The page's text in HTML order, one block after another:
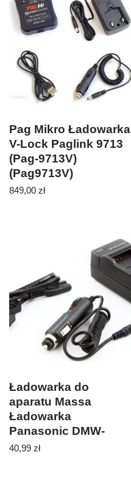
Pag Mikro Ładowarka
V-Lock Paglink 9713
(Pag-9713V)
(Pag9713V)
849,00 zł
Ładowarka do
aparatu Massa
Ładowarka
Panasonic DMW-
BCF10e
40,99 zł